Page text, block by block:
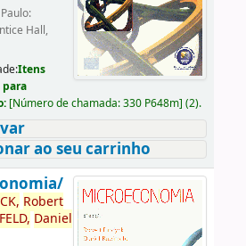
Hall,
Itens
[Número de chamada:330 P648m] (2).
ao seu carrinho
Robert
Daniel